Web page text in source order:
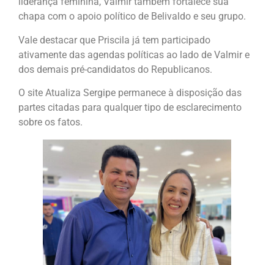
chapa com o apoio político de Belivaldo e seu grupo.
Vale destacar que Priscila já tem participado
ativamente das agendas políticas ao lado de Valmir e
dos demais pré-candidatos do Republicanos.
O site Atualiza Sergipe permanece à disposição das
partes citadas para qualquer tipo de esclarecimento
sobre os fatos.